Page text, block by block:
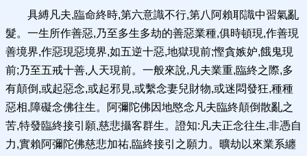
具縛凡夫,臨命終時,第六意識不行,第八阿賴耶識中習氣亂
髮。一生所作善惡,乃至多生多劫的善惡業種,俱時頓現,作善現
善境界,作惡現惡境界,如五逆十惡,地獄現前;慳貪嫉妒,餓鬼現
前;乃至五戒十善,人天現前。一般來說,凡夫業重,臨終之際,多
有顛倒,或起惡念,或起邪見,或繫念妻兒財物,或迷悶發狂,種種
惡相,障礙念佛往生。阿彌陀佛因地愍念凡夫臨終顛倒散亂之
苦,特發臨終接引願,慈悲攝客群生。證知:凡夫正念往生,非憑自
力,實賴阿彌陀佛慈悲加祐,臨終接引之願力。曠劫以來業系纏